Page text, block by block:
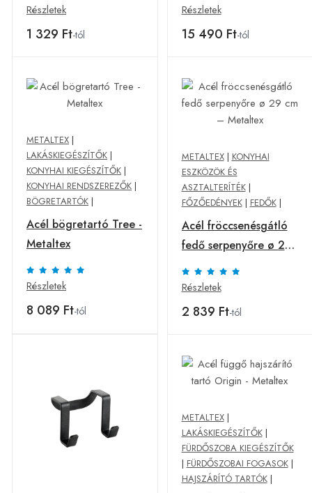
szett - Metaltex
Részletek
1 329 Ft-tól
Részletek
15 490 Ft-tól
METALTEX |
LAKÁSKIEGÉSZÍTŐK |
KONYHAI KIEGÉSZÍTŐK |
KONYHAI RENDSZEREZŐK |
BÖGRETARTÓK |
Acél bögretartó Tree -
Metaltex
Részletek
8 089 Ft-tól
METALTEX| KONYHAI
ESZKÖZÖK ÉS
ASZTALTERÍTÉK|
FŐZŐEDÉNYEK| FEDŐK|
Acél fröccsenésgátló
fedő serpenyőre ø 29
cm – Metaltex
Részletek
2 839 Ft-tól
METALTEX|
LAKÁSKIEGÉSZÍTŐK|
FÜRDŐSZOBA KIEGÉSZÍTŐK
| FÜRDŐSZOBAI FOGASOK|
HAJSZÁRÍTÓ TARTÓK|